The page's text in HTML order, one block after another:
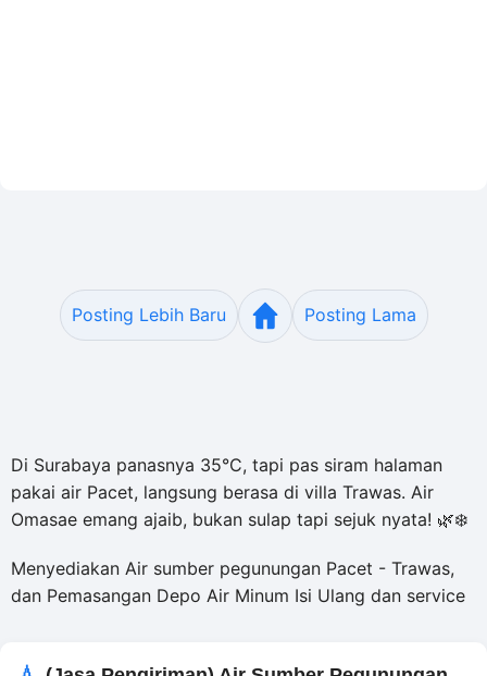
Posting Lebih Baru Posting Lama
Di Surabaya panasnya 35°C, tapi pas siram halaman
pakai air Pacet, langsung berasa di villa Trawas. Air
Omasae emang ajaib, bukan sulap tapi sejuk nyata! 🌿❄️
Menyediakan Air sumber pegunungan Pacet - Trawas,
dan Pemasangan Depo Air Minum Isi Ulang dan service